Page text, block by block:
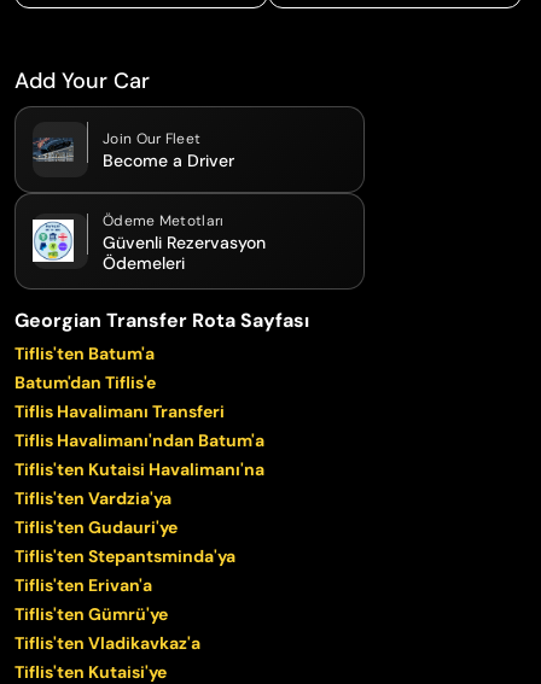
Add Your Car
Join Our Fleet
Become a Driver
Ödeme Metotları
Güvenli Rezervasyon
Ödemeleri
Georgian Transfer Rota Sayfası
Tiflis'ten Batum'a
Batum'dan Tiflis'e
Tiflis Havalimanı Transferi
Tiflis Havalimanı'ndan Batum'a
Tiflis'ten Kutaisi Havalimanı'na
Tiflis'ten Vardzia'ya
Tiflis'ten Gudauri'ye
Tiflis'ten Stepantsminda'ya
Tiflis'ten Erivan'a
Tiflis'ten Gümrü'ye
Tiflis'ten Vladikavkaz'a
Tiflis'ten Kutaisi'ye